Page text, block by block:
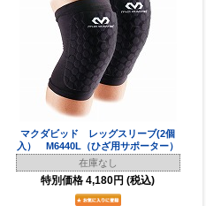
マクダビッド レッグスリーブ(2個
入） M6440L（ひざ用サポーター）
在庫なし
特別価格 4,180円 (税込)